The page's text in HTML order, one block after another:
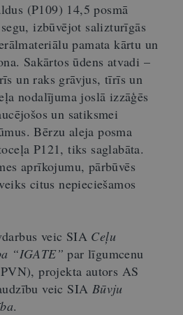
(P109) 14,5 posmā
izbūvējot salizturīgās
pamata kārtu un
Sakārtos ūdens atvadi –
un raks grāvjus, tīrīs un
nodalījuma joslā izzāģēs
un satiksmei
Bērzu aleja posma
P121, tiks saglabāta.
aprīkojumu, pārbūvēs
citus nepieciešamos
veic SIA Ceļu
“IGATE” par līgumcenu
projekta autors AS
veic SIA Būvju
.